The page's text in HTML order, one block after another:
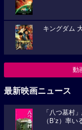
キングダム
動
最新映画ニュース
「八つ墓村
（B’z）率